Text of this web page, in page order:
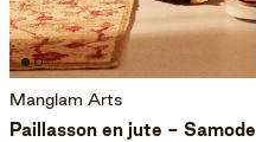
Manglam Arts
Paillasson en jute - Samode